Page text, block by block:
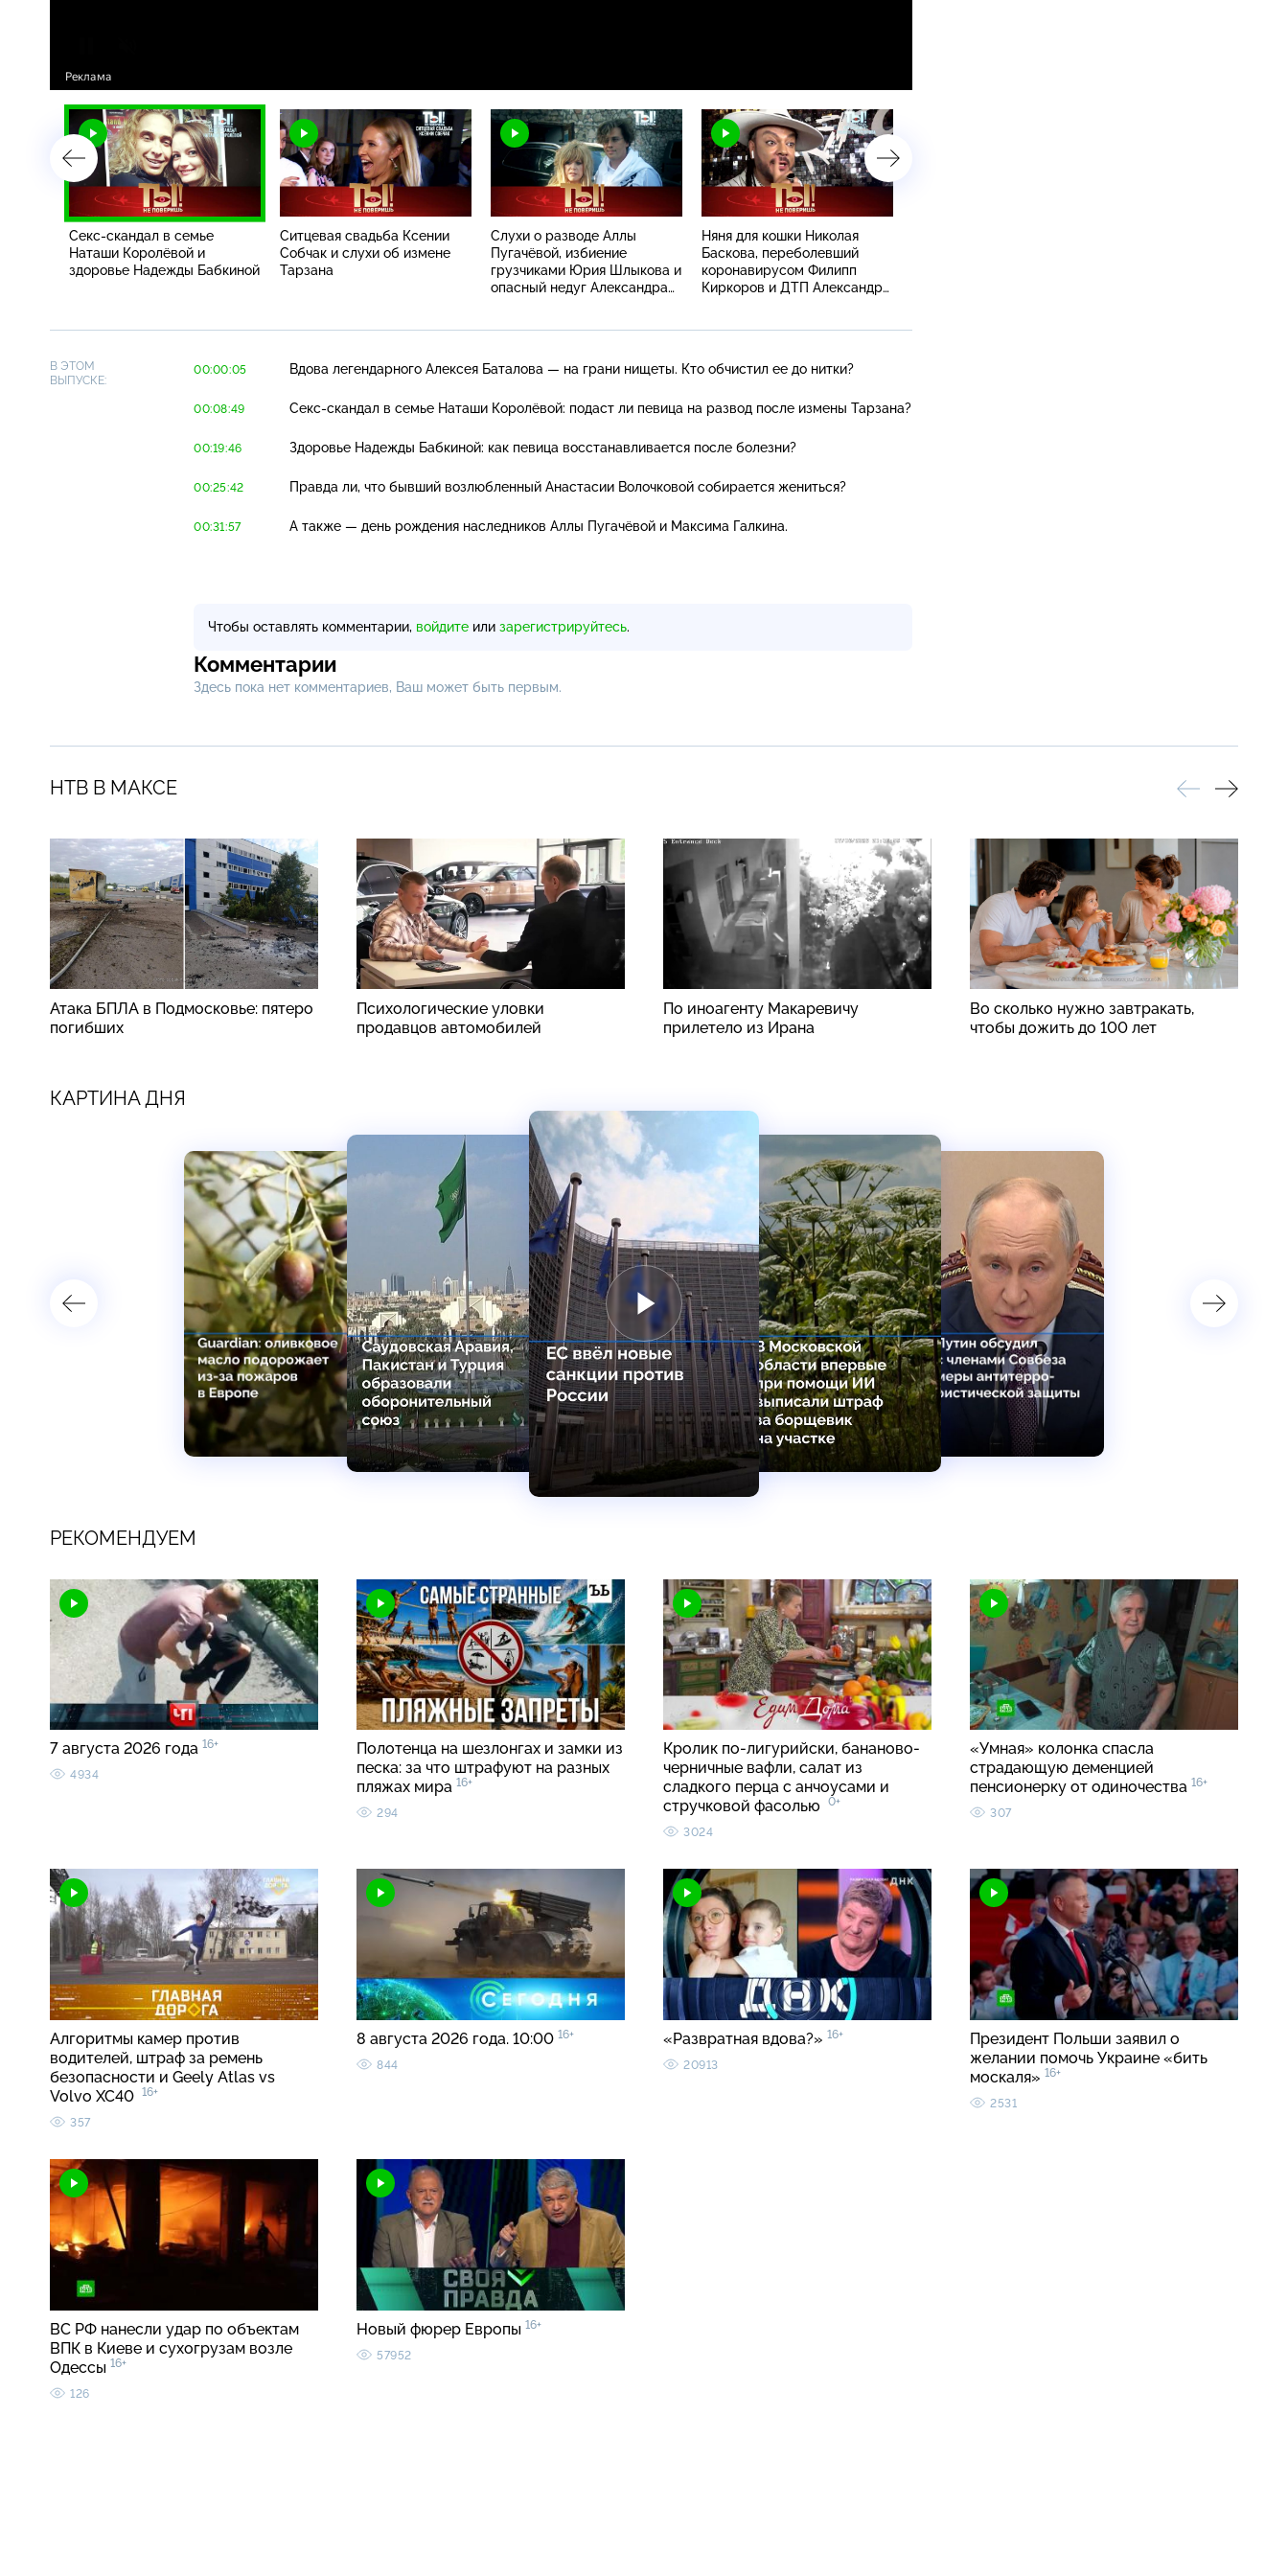
Секс-скандал в семье
Наташи Королёвой и
здоровье Надежды Бабкиной
Ситцевая свадьба Ксении
Собчак и слухи об измене
Тарзана
Слухи о разводе Аллы
Пугачёвой, избиение
грузчиками Юрия Шлыкова и
опасный недуг Александра
Няня для кошки Николая
Баскова, переболевший
коронавирусом Филипп
Киркоров и ДТП Александра
В ЭТОМ
ВЫПУСКЕ:
00:00:05 Вдова легендарного Алексея Баталова — на грани нищеты. Кто обчистил ее до нитки?
00:08:49 Секс-скандал в семье Наташи Королёвой: подаст ли певица на развод после измены Тарзана?
00:19:46 Здоровье Надежды Бабкиной: как певица восстанавливается после болезни?
00:25:42 Правда ли, что бывший возлюбленный Анастасии Волочковой собирается жениться?
00:31:57 А также — день рождения наследников Аллы Пугачёвой и Максима Галкина.
Чтобы оставлять комментарии, войдите или зарегистрируйтесь.
Комментарии
Здесь пока нет комментариев, Ваш может быть первым.
НТВ В МАКСЕ
Атака БПЛА в Подмосковье: пятеро
погибших
Психологические уловки
продавцов автомобилей
По иноагенту Макаревичу
прилетело из Ирана
Во сколько нужно завтракать,
чтобы дожить до 100 лет
КАРТИНА ДНЯ
РЕКОМЕНДУЕМ
7 августа 2026 года 16+
4934
Полотенца на шезлонгах и замки из
песка: за что штрафуют на разных
пляжах мира 16+
294
Кролик по-лигурийски, бананово-
черничные вафли, салат из
сладкого перца с анчоусами и
стручковой фасолью
0+
3024
«Умная» колонка спасла
страдающую деменцией
пенсионерку от одиночества 16+
307
Алгоритмы камер против
водителей, штраф за ремень
безопасности и Geely Atlas vs
Volvo XC40 16+
357
8 августа 2026 года. 10:00 16+
844
«Развратная вдова?» 16+
20913
Президент Польши заявил о
желании помочь Украине «бить
москаля» 16+
2531
ВС РФ нанесли удар по объектам
ВПК в Киеве и сухогрузам возле
Одессы 16+
126
Новый фюрер Европы 16+
57952